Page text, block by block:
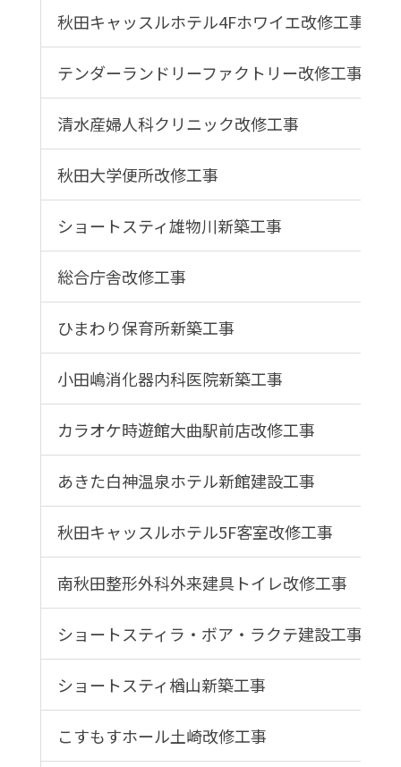
秋田キャッスルホテル4Fホワイエ改修工事
テンダーランドリーファクトリー改修工事
清水産婦人科クリニック改修工事
秋田大学便所改修工事
ショートスティ雄物川新築工事
総合庁舎改修工事
ひまわり保育所新築工事
小田嶋消化器内科医院新築工事
カラオケ時遊館大曲駅前店改修工事
あきた白神温泉ホテル新館建設工事
秋田キャッスルホテル5F客室改修工事
南秋田整形外科外来建具トイレ改修工事
ショートスティラ・ボア・ラクテ建設工事
ショートスティ楢山新築工事
こすもすホール土崎改修工事